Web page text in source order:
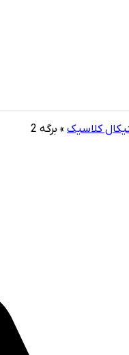
کلاسیک » برگه 2